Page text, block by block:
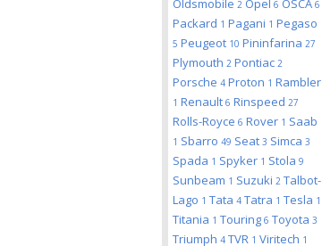
Oldsmobile 2 Opel 6 OSCA 6
Packard 1 Pagani 1 Pegaso
5 Peugeot 10 Pininfarina 27
Plymouth 2 Pontiac 2
Porsche 4 Proton 1 Rambler
1 Renault 6 Rinspeed 27
Rolls-Royce 6 Rover 1 Saab
1 Sbarro 49 Seat 3 Simca 3
Spada 1 Spyker 1 Stola 9
Sunbeam 1 Suzuki 2 Talbot-
Lago 1 Tata 4 Tatra 1 Tesla 1
Titania 1 Touring 6 Toyota 3
Triumph 4 TVR 1 Viritech 1